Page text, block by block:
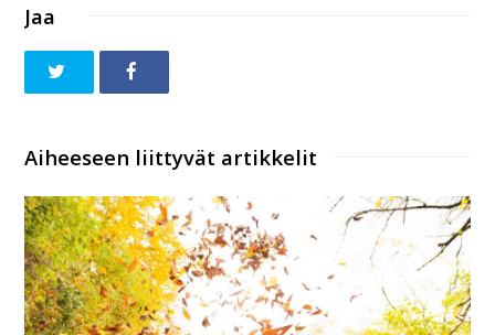
Jaa
Aiheeseen liittyvät artikkelit